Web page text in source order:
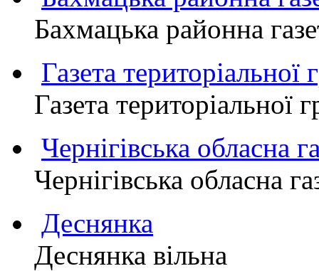
Бахмацька районна
Газета
Газета
Чернігівська обласна
Чернігівська обласна
Деснянка
Деснянка вільна